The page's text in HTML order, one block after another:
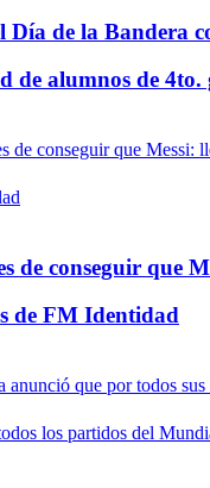
Día de la Bandera
de alumnos de 4to.
de conseguir que
de FM Identidad